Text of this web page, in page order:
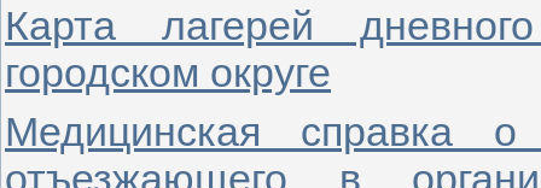
Карта лагерей
городском округе
Медицинская справка о
отъезжающего в